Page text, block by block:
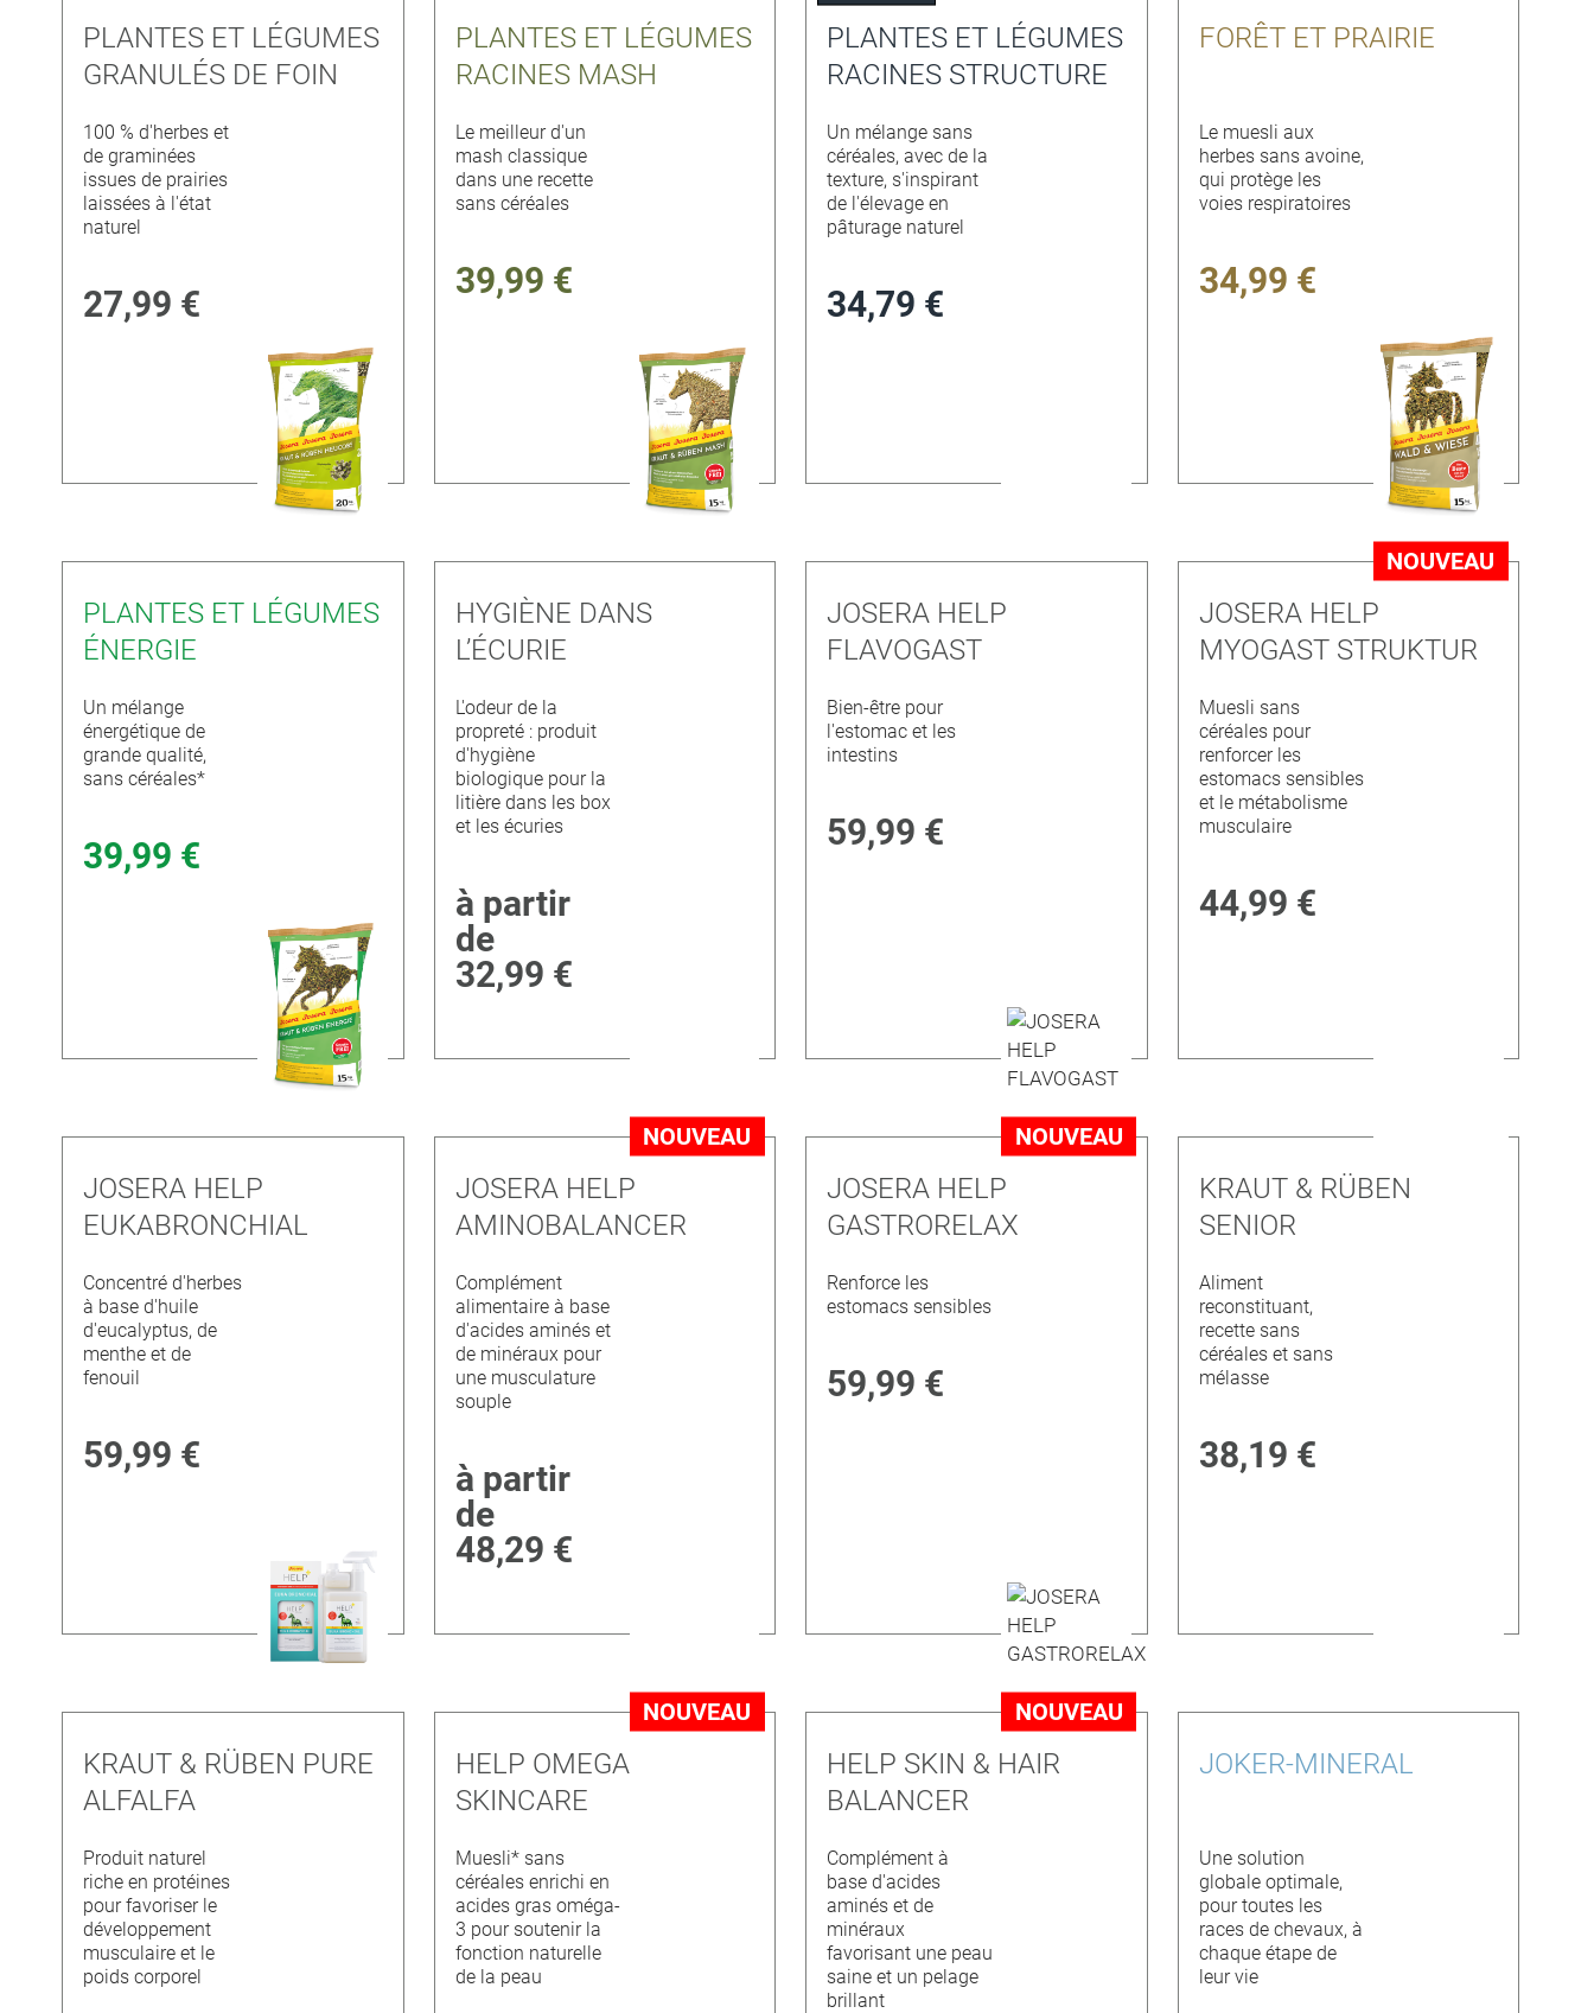
PLANTES ET LÉGUMES
GRANULÉS DE FOIN
100 % d'herbes et
de graminées
issues de prairies
laissées à l'état
naturel
27,99 €
PLANTES ET LÉGUMES
RACINES MASH
Le meilleur d'un
mash classique
dans une recette
sans céréales
39,99 €
PLANTES ET LÉGUMES
RACINES STRUCTURE
Un mélange sans
céréales, avec de la
texture, s'inspirant
de l'élevage en
pâturage naturel
34,79 €
FORÊT ET PRAIRIE
Le muesli aux
herbes sans avoine,
qui protège les
voies respiratoires
34,99 €
PLANTES ET LÉGUMES
ÉNERGIE
Un mélange
énergétique de
grande qualité,
sans céréales*
39,99 €
HYGIÈNE DANS
L’ÉCURIE
L'odeur de la
propreté : produit
d'hygiène
biologique pour la
litière dans les box
et les écuries
à partir
de
32,99 €
JOSERA HELP
FLAVOGAST
Bien-être pour
l'estomac et les
intestins
59,99 €
NOUVEAU
JOSERA HELP
MYOGAST STRUKTUR
Muesli sans
céréales pour
renforcer les
estomacs sensibles
et le métabolisme
musculaire
44,99 €
JOSERA HELP
EUKABRONCHIAL
Concentré d'herbes
à base d'huile
d'eucalyptus, de
menthe et de
fenouil
59,99 €
NOUVEAU
JOSERA HELP
AMINOBALANCER
Complément
alimentaire à base
d'acides aminés et
de minéraux pour
une musculature
souple
à partir
de
48,29 €
NOUVEAU
JOSERA HELP
GASTRORELAX
Renforce les
estomacs sensibles
59,99 €
KRAUT & RÜBEN
SENIOR
Aliment
reconstituant,
recette sans
céréales et sans
mélasse
38,19 €
KRAUT & RÜBEN PURE
ALFALFA
Produit naturel
riche en protéines
pour favoriser le
développement
musculaire et le
poids corporel
NOUVEAU
HELP OMEGA
SKINCARE
Muesli* sans
céréales enrichi en
acides gras oméga-
3 pour soutenir la
fonction naturelle
de la peau
NOUVEAU
HELP SKIN & HAIR
BALANCER
Complément à
base d'acides
aminés et de
minéraux
favorisant une peau
saine et un pelage
brillant
JOKER-MINERAL
Une solution
globale optimale,
pour toutes les
races de chevaux, à
chaque étape de
leur vie